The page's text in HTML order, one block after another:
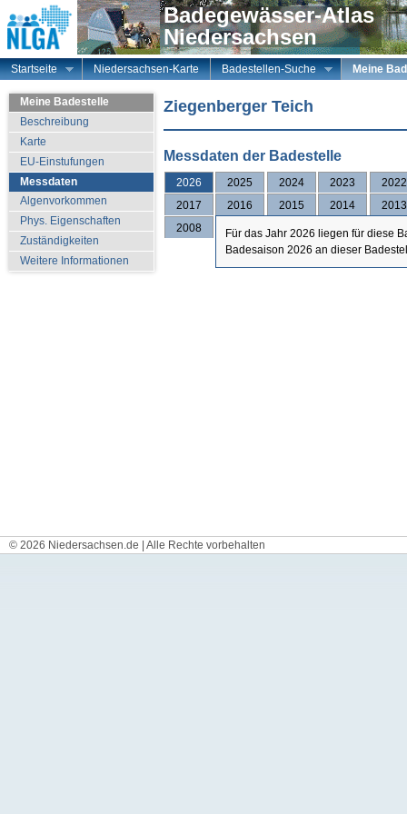
Badegewässer-Atlas
Niedersachsen
Startseite Niedersachsen-Karte Badestellen-Suche Meine
Meine Badestelle
Beschreibung
Karte
EU-Einstufungen
Messdaten
Algenvorkommen
Phys. Eigenschaften
Zuständigkeiten
Weitere Informationen
Ziegenberger Teich
Messdaten der Badestelle
2026 2025 2024 2023
2022
2017
2016 2015 2014
2013
2008
Für das Jahr 2026 liegen für diese
Badesaison 2026 an dieser
© 2026 Niedersachsen.de | Alle Rechte vorbehalten